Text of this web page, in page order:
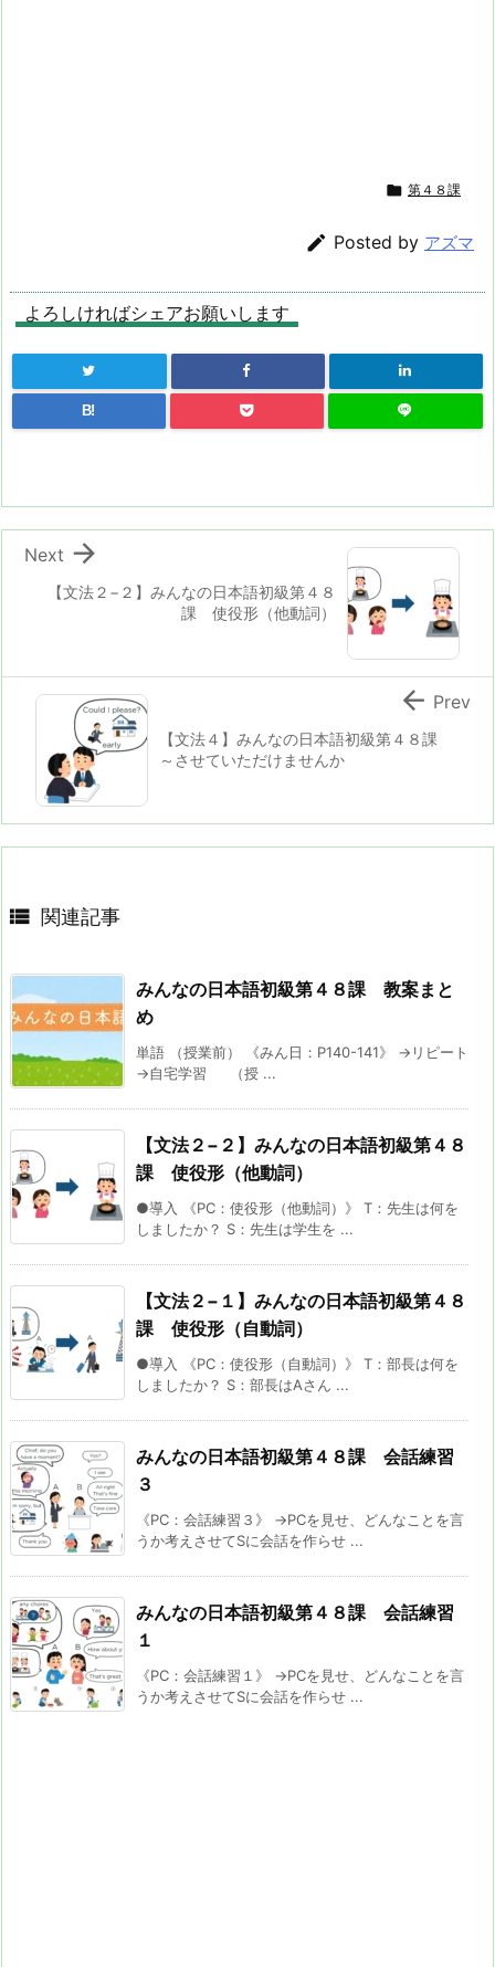
 第４８課
 Posted by アズマ
よろしければシェアお願いします
B!
【文法２−２】みんなの日本語初級第４８
課 使役形（他動詞）

Next
【文法４】みんなの日本語初級第４８課
～させていただけませんか
 Prev
 関連記事
みんなの日本語初級第４８課 教案まと
め
単語 （授業前） 《みん日：P140-141》 →リピート
→自宅学習 （授 ...
【文法２−２】みんなの日本語初級第４８
課 使役形（他動詞）
●導入 《PC：使役形（他動詞）》 T：先生は何を
しましたか？ S：先生は学生を ...
【文法２−１】みんなの日本語初級第４８
課 使役形（自動詞）
●導入 《PC：使役形（自動詞）》 T：部長は何を
しましたか？ S：部長はAさん ...
みんなの日本語初級第４８課 会話練習
３
《PC：会話練習３》 →PCを見せ、どんなことを言
うか考えさせてSに会話を作らせ ...
みんなの日本語初級第４８課 会話練習
１
《PC：会話練習１》 →PCを見せ、どんなことを言
うか考えさせてSに会話を作らせ ...